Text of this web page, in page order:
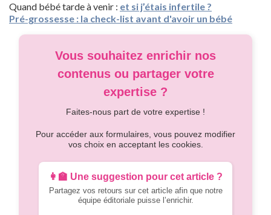
Quand bébé tarde à venir : et si j’étais infertile ?
Pré-grossesse : la check-list avant d'avoir un bébé
Vous souhaitez enrichir nos
contenus ou partager votre
expertise ?
Faites-nous part de votre expertise !
Pour accéder aux formulaires, vous pouvez modifier
vos choix en acceptant les cookies.
👩‍🏫 Une suggestion pour cet article ?
Partagez vos retours sur cet article afin que notre
équipe éditoriale puisse l’enrichir.